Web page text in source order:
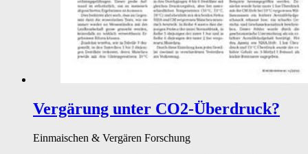
Vergärung unter CO2-Überdruck?
Einmaischen & Vergären Forschung